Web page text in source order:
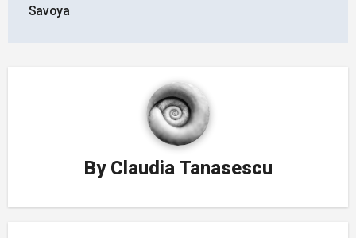
Savoya
By Claudia Tanasescu